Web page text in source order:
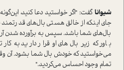
شیواناگفت: "اگر خواستید دعا کنید،
جای اینکه از خالق هستی بال‌های
بال‌های شما باشد. سپس به برآورده شدن
باور که زیر بال‌های او قرار دارید به
می‌خواستید که خودش بال شما بشود. آن
تمام وجود احساس می‌کردید."